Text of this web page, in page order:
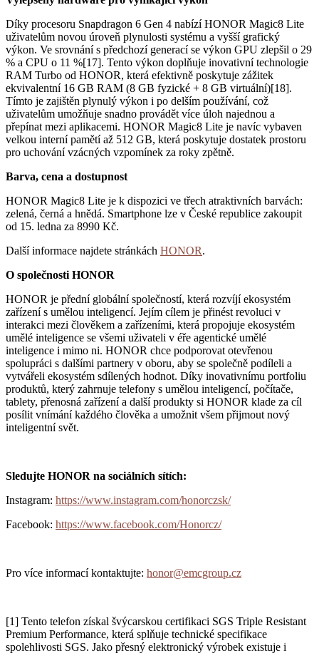
Díky procesoru Snapdragon 6 Gen 4 nabízí HONOR Magic8 Lite
uživatelům novou úroveň plynulosti systému a vyšší grafický
výkon. Ve srovnání s předchozí generací se výkon GPU zlepšil o 29
% a CPU o 11 %[17]. Tento výkon doplňuje inovativní technologie
RAM Turbo od HONOR, která efektivně poskytuje zážitek
ekvivalentní 16 GB RAM (8 GB fyzické + 8 GB virtuální)[18].
Tímto je zajištěn plynulý výkon i po delším používání, což
uživatelům umožňuje snadno provádět více úloh najednou a
přepínat mezi aplikacemi. HONOR Magic8 Lite je navíc vybaven
velkou interní pamětí až 512 GB, která poskytuje dostatek prostoru
pro uchování vzácných vzpomínek za roky zpětně.
Barva, cena a dostupnost
HONOR Magic8 Lite je k dispozici ve třech atraktivních barvách:
zelená, černá a hnědá. Smartphone lze v České republice zakoupit
od 15. ledna za 8990 Kč.
Další informace najdete stránkách HONOR.
O společnosti HONOR
HONOR je přední globální společností, která rozvíjí ekosystém
zařízení s umělou inteligencí. Jejím cílem je přinést revoluci v
interakci mezi člověkem a zařízeními, která propojuje ekosystém
umělé inteligence se všemi uživateli v éře agentické umělé
inteligence i mimo ni. HONOR chce podporovat otevřenou
spolupráci s dalšími partnery v oboru, aby se společně podíleli a
vytvářeli ekosystém sdílených hodnot. Díky inovativnímu portfoliu
produktů, který zahrnuje telefony s umělou inteligencí, počítače,
tablety, přenosná zařízení a další produkty si HONOR klade za cíl
posílit vnímání každého člověka a umožnit všem přijmout nový
inteligentní svět.
Sledujte HONOR na sociálních sítích:
Instagram: https://www.instagram.com/honorczsk/
Facebook: https://www.facebook.com/Honorcz/
Pro více informací kontaktujte: honor@emcgroup.cz
[1] Tento telefon získal švýcarskou certifikaci SGS Triple Resistant
Premium Performance, která splňuje technické specifikace
spolehlivosti SGS. Jako přesný elektronický výrobek existuje i